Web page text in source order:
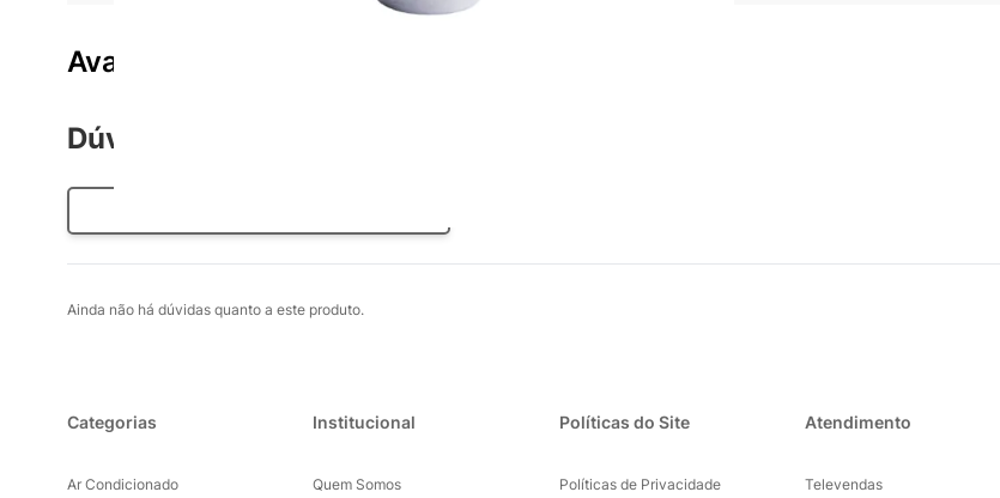
Avaliações do produto
Dúvidas sobre o Produto
Ainda não há dúvidas quanto a este produto.
Categorias
Ar Condicionado
Institucional
Quem Somos
Políticas do Site
Políticas de Privacidade
Atendimento
Televendas